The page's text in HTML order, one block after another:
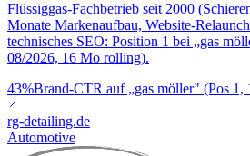
Flüssiggas-Fachbetrieb seit 2000
Monate Markenaufbau, Website-
technisches SEO: Position 1 bei „gas
08/2026, 16 Mo rolling).
43%Brand-CTR auf „gas möller" (Pos 1,
rg-detailing.de
Automotive